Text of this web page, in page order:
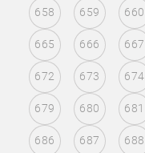
658 659 660
665 666 667
672 673 674
679 680 681
686 687 688